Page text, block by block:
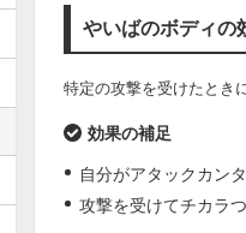
やいばのボディの
特定の攻撃を受けたとき
効果の補足
自分がアタックカン
攻撃を受けてチカラ